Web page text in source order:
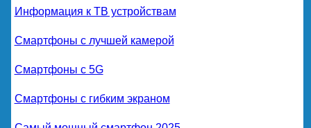
Информация к ТВ устройствам
Смартфоны с лучшей камерой
Смартфоны с 5G
Смартфоны с гибким экраном